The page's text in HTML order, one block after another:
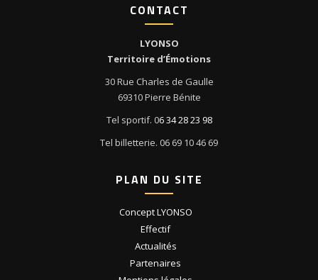
CONTACT
LYONSO
Territoire d’Émotions
30 Rue Charles de Gaulle
69310 Pierre Bénite
Tel sportif. 06 34 28 23 98
Tel billetterie. 06 69 10 46 69
PLAN DU SITE
Concept LYONSO
Effectif
Actualités
Partenaires